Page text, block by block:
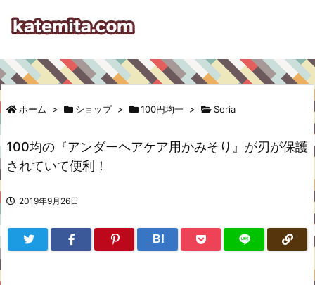
ホーム > ショップ > 100円均一 > Seria
100均の『アンダーヘアケア用かみそり』が刃が保護
されていて便利！
2019年9月26日
B!